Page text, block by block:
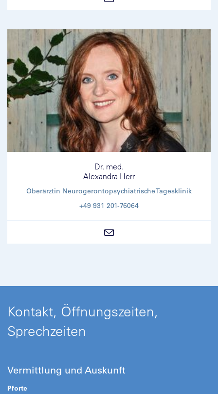
Dr. med.
Alexandra Herr
Oberärztin Neurogerontopsychiatrische Tagesklinik
+49 931 201-76064
Kontakt, Öffnungszeiten,
Sprechzeiten
Vermittlung und Auskunft
Pforte